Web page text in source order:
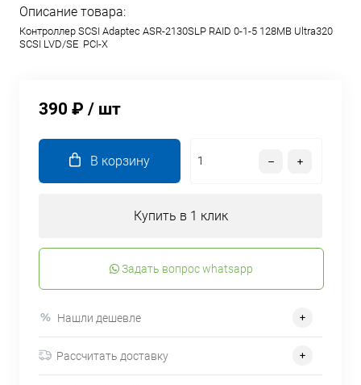
Описание товара:
Контроллер SCSI Adaptec ASR-2130SLP RAID 0-1-5 128MB Ultra320
SCSI LVD/SE PCI-X
390 ₽ / шт
В корзину
Купить в 1 клик
Задать вопрос whatsapp
Нашли дешевле
Рассчитать доставку